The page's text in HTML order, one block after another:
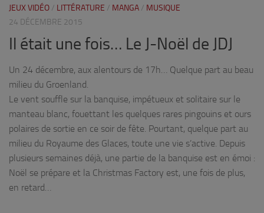
JEUX VIDÉO / LITTÉRATURE / MANGA / MUSIQUE
24 DÉCEMBRE 2015
Il était une fois… Le J-Noël de JDJ
Un 24 décembre, aux alentours de 17h… Quelque part au beau
milieu du Groenland.
Le vent souffle sur la banquise, impétueux et solitaire sur le
manteau blanc, fouettant les quelques rares pingouins et ours
polaires de sortie en ce soir de fête. Pourtant, quelque part au
milieu du Royaume des Glaces, toute une vie s’active. Depuis
plusieurs semaines déjà, une partie de la banquise est en émoi :
Noël se prépare et la Christmas Factory est, une fois de plus,
en retard…